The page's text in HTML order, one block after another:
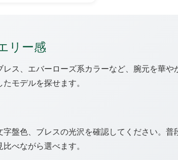
リー感
ス、エバーローズ系カラーなど、腕元を華
モデルを探せます。
盤色、ブレスの光沢を確認してください。
べながら選べます。